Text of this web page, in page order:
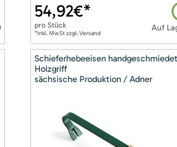
Auf
54,92€*
pro Stück
*inkl. MwSt zzgl. Versand
Schieferhebeeisen
Holzgriff
sächsische Produktion / Adner